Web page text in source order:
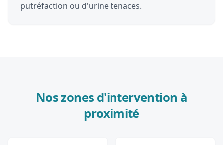
putréfaction ou d'urine tenaces.
Nos zones d'intervention à
proximité